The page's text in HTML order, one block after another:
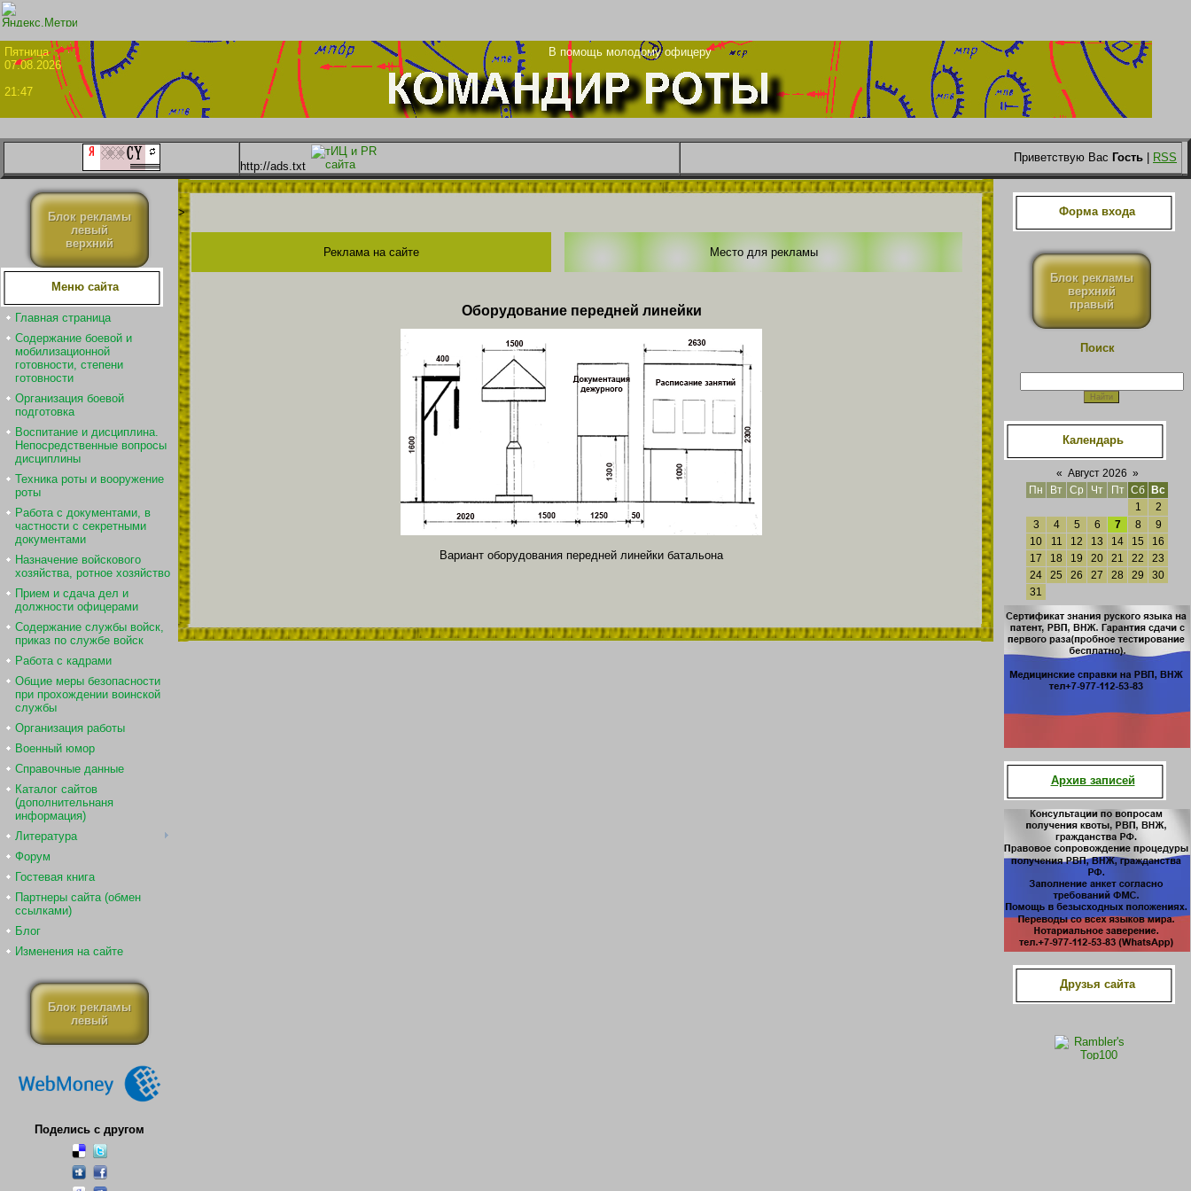
Пятница
В помощь молодому офицеру
07.08.2026
21:47
http://ads.txt
Приветствую Вас Гость RSS
Блок рекламы
левый
верхний
Меню сайта
Главная страница
Содержание боевой и
мобилизационной
готовности, степени
готовности
Организация боевой
подготовка
Воспитание и дисциплина.
Непосредственные вопросы
дисциплины
Техника роты и вооружение
роты
Работа с документами, в
частности с секретными
документами
Назначение войскового
хозяйства, ротное хозяйство
Прием и сдача дел и
должности офицерами
Содержание службы войск,
приказ по службе войск
Работа с кадрами
Общие меры безопасности
при прохождении воинской
службы
Организация работы
Военный юмор
Справочные данные
Каталог сайтов
(дополнительнаня
информация)
Литература
Форум
Гостевая книга
Партнеры сайта (обмен
ссылками)
Блог
Изменения на сайте
Блок рекламы
левый
Поделись с другом
>
Реклама на сайте Место для рекламы
Оборудование передней линейки
Вариант оборудования передней линейки батальона
Форма входа
Блок рекламы
верхний
правый
Поиск
Календарь
« Август 2026 »
Пн
Вт Ср Чт Пт Сб
Вс
1
2
3
4 5 6 7 8
9
10
11 12 13 14 15
16
17
18 19 20 21 22
23
24
25 26 27 28 29
30
31
Архив записей
Друзья сайта